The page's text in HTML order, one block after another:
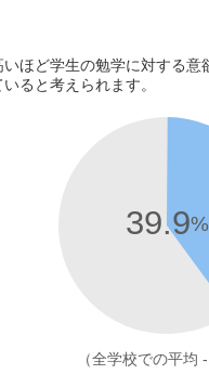
いほど学生の勉学に対する意
ると考えられます。
39.9%
（全学校での平均 -